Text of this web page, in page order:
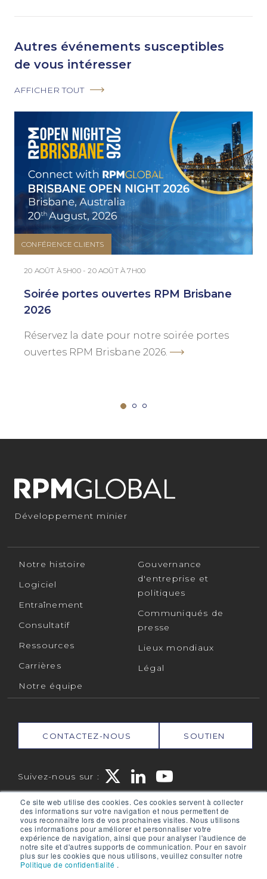
Ce site web utilise des cookies. Ces cookies servent à collecter
des informations sur votre navigation et nous permettent de
vous reconnaître lors de vos prochaines visites. Nous utilisons
ces informations pour améliorer et personnaliser votre
expérience de navigation, ainsi que pour analyser l'audience de
notre site et d'autres supports de communication. Pour en savoir
plus sur les cookies que nous utilisons, veuillez consulter notre
Politique de confidentialité .
Autres événements susceptibles
de vous intéresser
AFFICHER TOUT
CONFÉRENCE CLIENTS
20 AOÛT À 5H00 - 20 AOÛT À 7H00
Soirée portes ouvertes RPM Brisbane
2026
Réservez la date pour notre soirée portes
ouvertes RPM Brisbane 2026.
Développement minier
Notre histoire
Logiciel
Entraînement
Consultatif
Ressources
Carrières
Notre équipe
Gouvernance
d'entreprise et
politiques
Communiqués de
presse
Lieux mondiaux
Légal
CONTACTEZ-NOUS SOUTIEN
Suivez-nous sur :
RPMGLOBAL HOLDINGS PTY LTD. (RPMGLOBAL) ACN :
010 672 321 (RPMGlobal) © 2026 RPMGlobal
Politique de confidentialité de RPM